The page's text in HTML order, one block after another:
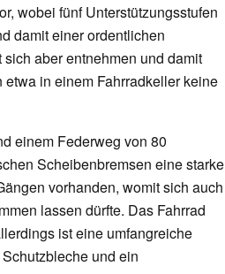
wobei fünf Unterstützungsstufen
damit einer ordentlichen
aber entnehmen und damit
in einem Fahrradkeller keine
einem Federweg von 80
Scheibenbremsen eine starke
vorhanden, womit sich auch
lassen dürfte. Das Fahrrad
ist eine umfangreiche
und ein